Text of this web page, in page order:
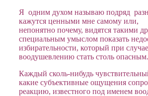
Я одним духом называю подряд
кажутся ценными мне самому или,
непонятно почему, видятся такими
специальным умыслом показать
избирательности, который при
воодушевлению стать столь опасным.
Каждый сколь-нибудь
какие субъективные ощущения
реакцию, известного под именем